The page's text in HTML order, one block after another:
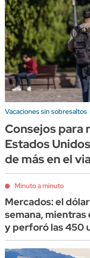
Vacaciones sin sobresaltos
Consejos para
Estados
de más en el
Minuto a minuto
Mercados: el
semana, mientras
y perforó las 450